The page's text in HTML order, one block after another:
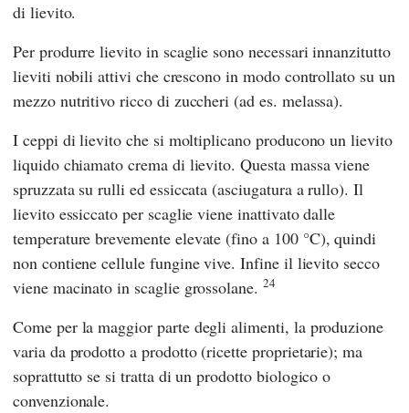
di lievito.
Per produrre lievito in scaglie sono necessari innanzitutto
lieviti nobili attivi che crescono in modo controllato su un
mezzo nutritivo ricco di zuccheri (ad es. melassa).
I ceppi di lievito che si moltiplicano producono un lievito
liquido chiamato crema di lievito. Questa massa viene
spruzzata su rulli ed essiccata (asciugatura a rullo). Il
lievito essiccato per scaglie viene inattivato dalle
temperature brevemente elevate (fino a 100 °C), quindi
non contiene cellule fungine vive. Infine il lievito secco
viene macinato in scaglie grossolane. 24
Come per la maggior parte degli alimenti, la produzione
varia da prodotto a prodotto (ricette proprietarie); ma
soprattutto se si tratta di un prodotto biologico o
convenzionale.